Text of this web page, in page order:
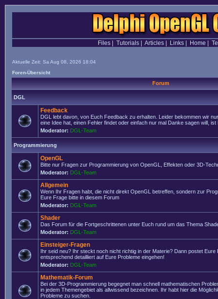
Files| Tutorials| Articles| Links| Home
Aktuelle Zeit: Sa Aug 08, 2026 18:04
Foren-Übersicht
Forum
DGL
Feedback
DGL lebt davon, von Euch Feedback zu erhalten. Leider bekommen wir
eine Idee hat, einen Fehler findet oder einfach nur mal Danke sagen will, ist
Moderator: DGL-Team
Programmierung
OpenGL
Bitte nur Fragen zur Programmierung von OpenGL, Effekten oder 3D-
Moderator: DGL-Team
Allgemein
Wenn Ihr Fragen habt, die nicht direkt OpenGL betreffen, sondern zur
Eure Frage bitte in diesem Forum
Moderator: DGL-Team
Shader
Das Forum für die Fortgeschrittenen unter Euch rund um das Thema
Moderator: DGL-Team
Einsteiger-Fragen
Ihr seid neu? Ihr steckt noch nicht richtig in der Materie? Dann postet Eure
entsprechend detailliert auf Eure Probleme eingehen!
Moderator: DGL-Team
Mathematik-Forum
Bei der 3D-Programmierung begegnet man schnell mathematischen
in jedem Themengebiet als allwissend bezeichnen. Ihr habt hier die
Probleme zu suchen.